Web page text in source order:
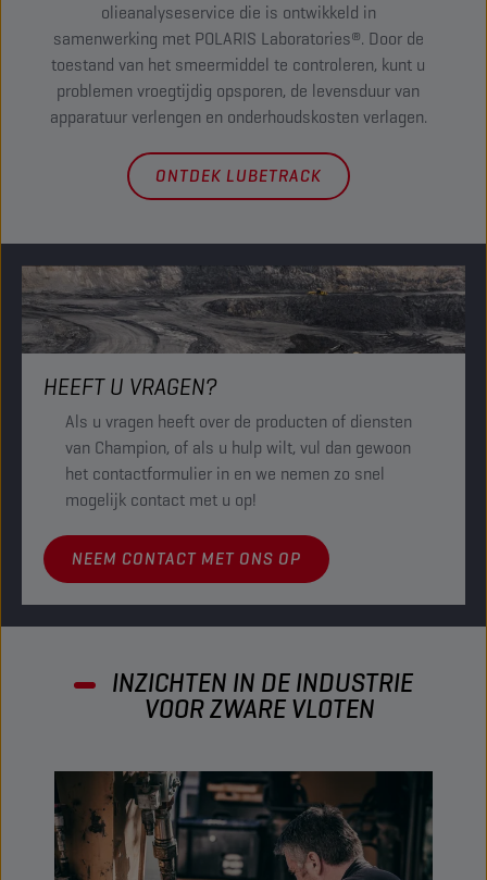
olieanalyseservice die is ontwikkeld in
samenwerking met POLARIS Laboratories®. Door de
toestand van het smeermiddel te controleren, kunt u
problemen vroegtijdig opsporen, de levensduur van
apparatuur verlengen en onderhoudskosten verlagen.
ONTDEK LUBETRACK
HEEFT U VRAGEN?
Als u vragen heeft over de producten of diensten
van Champion, of als u hulp wilt, vul dan gewoon
het contactformulier in en we nemen zo snel
mogelijk contact met u op!
NEEM CONTACT MET ONS OP
INZICHTEN IN DE INDUSTRIE
VOOR ZWARE VLOTEN